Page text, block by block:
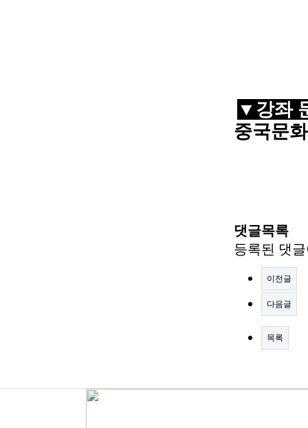
▼ 강좌
중국문
댓글목록
등록된 댓
이전글
다음글
목록